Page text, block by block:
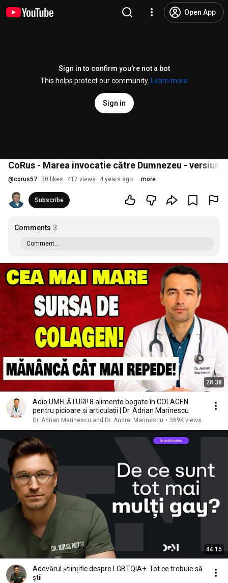
Open App
Sign in to confirm you’re not a bot
This helps protect our community.
Learn more
Sign in
CoRus - Marea invocatie către Dumnezeu -
@corus57 30 likes 417 views 4 years ago more
Subscribe
Comments 3
Comment...
28:38
Adio UMFLĂTURI! 8 alimente bogate în COLAGEN
pentru picioare și articulații | Dr. Adrian Marinescu
Dr. Adrian Marinescu and Dr. Andrei Marinescu • 369K views
44:15
Adevărul științific despre LGBTQIA+. Tot ce trebuie să
știi